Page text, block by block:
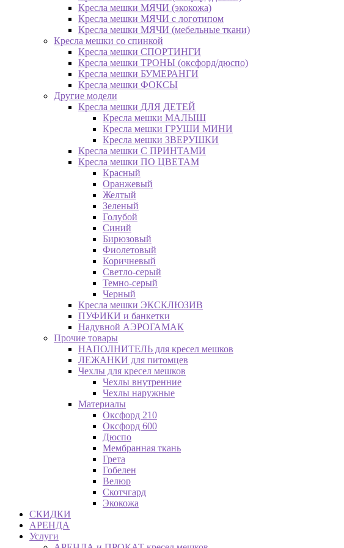
Кресла мешки МЯЧИ (экокожа)
Кресла мешки МЯЧИ с логотипом
Кресла мешки МЯЧИ (мебельные ткани)
Кресла мешки со спинкой
Кресла мешки СПОРТИНГИ
Кресла мешки ТРОНЫ (оксфорд/дюспо)
Кресла мешки БУМЕРАНГИ
Кресла мешки ФОКСЫ
Другие модели
Кресла мешки ДЛЯ ДЕТЕЙ
Кресла мешки МАЛЫШ
Кресла мешки ГРУШИ МИНИ
Кресла мешки ЗВЕРУШКИ
Кресла мешки С ПРИНТАМИ
Кресла мешки ПО ЦВЕТАМ
Красный
Оранжевый
Желтый
Зеленый
Голубой
Синий
Бирюзовый
Фиолетовый
Коричневый
Светло-серый
Темно-серый
Черный
Кресла мешки ЭКСКЛЮЗИВ
ПУФИКИ и банкетки
Надувной АЭРОГАМАК
Прочие товары
НАПОЛНИТЕЛЬ для кресел мешков
ЛЕЖАНКИ для питомцев
Чехлы для кресел мешков
Чехлы внутренние
Чехлы наружные
Материалы
Оксфорд 210
Оксфорд 600
Дюспо
Мембранная ткань
Грета
Гобелен
Велюр
Скотчгард
Экокожа
СКИДКИ
АРЕНДА
Услуги